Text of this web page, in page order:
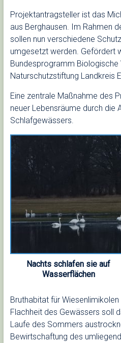
Projektantragsteller ist das
aus Berghausen. Im Rahmen
sollen nun verschiedene
umgesetzt werden. Gefördert
Bundesprogramm Biologische
Naturschutzstiftung Landkreis
Eine zentrale Maßnahme des
neuer Lebensräume durch die
Schlafgewässers.
Nachts schlafen sie auf
Wasserflächen
Bruthabitat für
Flachheit des Gewässers soll
Laufe des Sommers
Bewirtschaftung des